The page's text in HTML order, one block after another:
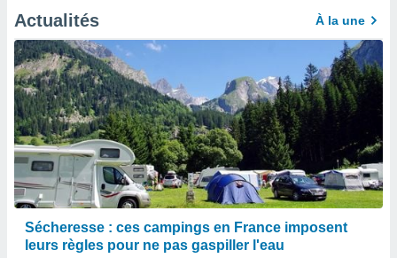
Actualités À la une
Sécheresse : ces campings en France imposent
leurs règles pour ne pas gaspiller l'eau